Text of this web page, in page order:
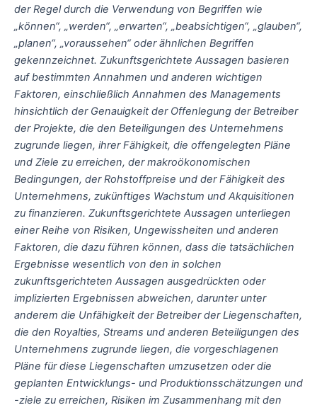
der Regel durch die Verwendung von Begriffen wie
„können“, „werden“, „erwarten“, „beabsichtigen“, „glauben“,
„planen“, „voraussehen“ oder ähnlichen Begriffen
gekennzeichnet. Zukunftsgerichtete Aussagen basieren
auf bestimmten Annahmen und anderen wichtigen
Faktoren, einschließlich Annahmen des Managements
hinsichtlich der Genauigkeit der Offenlegung der Betreiber
der Projekte, die den Beteiligungen des Unternehmens
zugrunde liegen, ihrer Fähigkeit, die offengelegten Pläne
und Ziele zu erreichen, der makroökonomischen
Bedingungen, der Rohstoffpreise und der Fähigkeit des
Unternehmens, zukünftiges Wachstum und Akquisitionen
zu finanzieren. Zukunftsgerichtete Aussagen unterliegen
einer Reihe von Risiken, Ungewissheiten und anderen
Faktoren, die dazu führen können, dass die tatsächlichen
Ergebnisse wesentlich von den in solchen
zukunftsgerichteten Aussagen ausgedrückten oder
implizierten Ergebnissen abweichen, darunter unter
anderem die Unfähigkeit der Betreiber der Liegenschaften,
die den Royalties, Streams und anderen Beteiligungen des
Unternehmens zugrunde liegen, die vorgeschlagenen
Pläne für diese Liegenschaften umzusetzen oder die
geplanten Entwicklungs- und Produktionsschätzungen und
-ziele zu erreichen, Risiken im Zusammenhang mit den